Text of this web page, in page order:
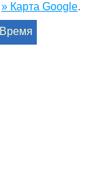
» Карта Google.
Время